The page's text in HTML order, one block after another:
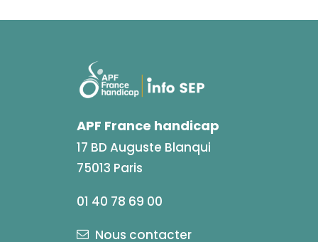
APF France handicap
17 BD Auguste Blanqui
75013 Paris
01 40 78 69 00
Nous contacter